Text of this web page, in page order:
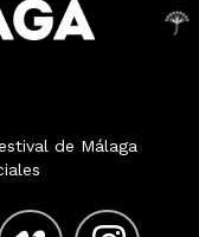
de Málaga